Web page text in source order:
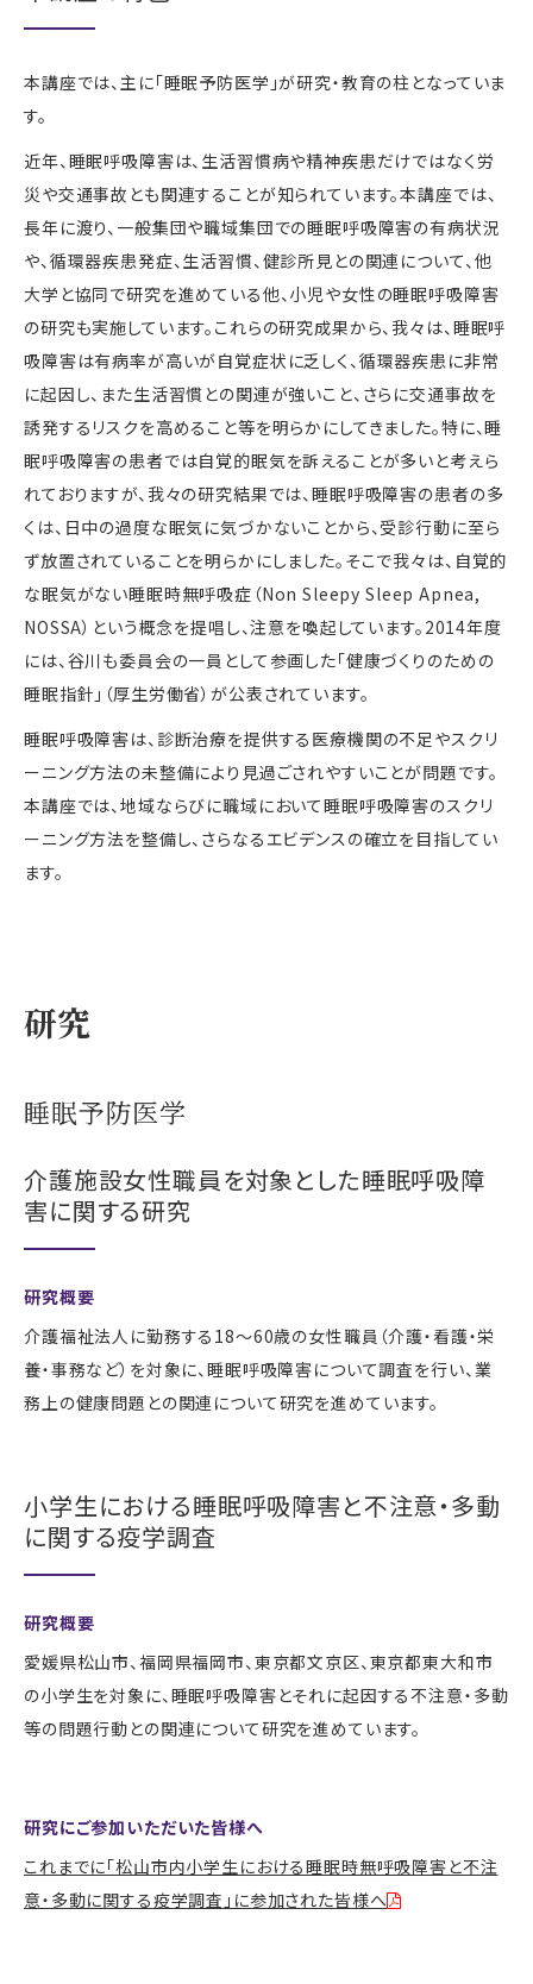
本講座では、主に「睡眠予防医学」が研究・教育の柱となっていま
す。
近年、睡眠呼吸障害は、生活習慣病や精神疾患だけではなく労
災や交通事故とも関連することが知られています。本講座では、
長年に渡り、一般集団や職域集団での睡眠呼吸障害の有病状況
や、循環器疾患発症、生活習慣、健診所見との関連について、他
大学と協同で研究を進めている他、小児や女性の睡眠呼吸障害
の研究も実施しています。これらの研究成果から、我々は、睡眠呼
吸障害は有病率が高いが自覚症状に乏しく、循環器疾患に非常
に起因し、また生活習慣との関連が強いこと、さらに交通事故を
誘発するリスクを高めること等を明らかにしてきました。特に、睡
眠呼吸障害の患者では自覚的眠気を訴えることが多いと考えら
れておりますが、我々の研究結果では、睡眠呼吸障害の患者の多
くは、日中の過度な眠気に気づかないことから、受診行動に至ら
ず放置されていることを明らかにしました。そこで我々は、自覚的
な眠気がない睡眠時無呼吸症（Non Sleepy Sleep Apnea,
NOSSA）という概念を提唱し、注意を喚起しています。2014年度
には、谷川も委員会の一員として参画した「健康づくりのための
睡眠指針」（厚生労働省）が公表されています。
睡眠呼吸障害は、診断治療を提供する医療機関の不足やスクリ
ーニング方法の未整備により見過ごされやすいことが問題です。
本講座では、地域ならびに職域において睡眠呼吸障害のスクリ
ーニング方法を整備し、さらなるエビデンスの確立を目指してい
ます。
研究
睡眠予防医学
介護施設女性職員を対象とした睡眠呼吸障
害に関する研究
研究概要
介護福祉法人に勤務する18～60歳の女性職員（介護・看護・栄
養・事務など）を対象に、睡眠呼吸障害について調査を行い、業
務上の健康問題との関連について研究を進めています。
小学生における睡眠呼吸障害と不注意・多動
に関する疫学調査
研究概要
愛媛県松山市、福岡県福岡市、東京都文京区、東京都東大和市
の小学生を対象に、睡眠呼吸障害とそれに起因する不注意・多動
等の問題行動との関連について研究を進めています。
研究にご参加いただいた皆様へ
これまでに「松山市内小学生における睡眠時無呼吸障害と不注
意・多動に関する疫学調査」に参加された皆様へ